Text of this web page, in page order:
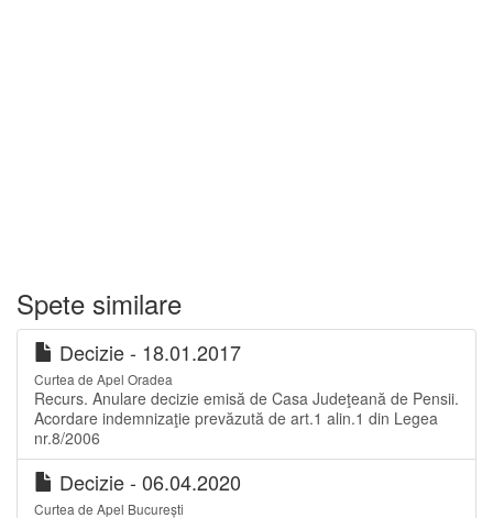
Spete similare
Decizie - 18.01.2017
Curtea de Apel Oradea
Recurs. Anulare decizie emisă de Casa Judeţeană de Pensii.
Acordare indemnizaţie prevăzută de art.1 alin.1 din Legea
nr.8/2006
Decizie - 06.04.2020
Curtea de Apel București